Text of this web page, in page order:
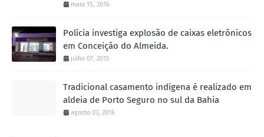
maio 15, 2016
Polícia investiga explosão de caixas eletrônicos
em Conceição do Almeida.
julho 07, 2015
Tradicional casamento indígena é realizado em
aldeia de Porto Seguro no sul da Bahia
agosto 03, 2016